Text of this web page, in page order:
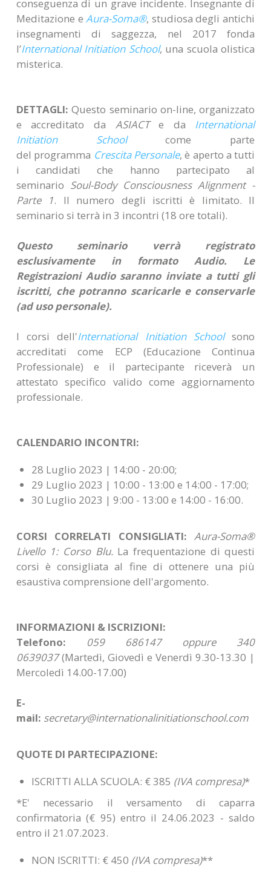
conseguenza di un grave incidente. Insegnante di
Meditazione e Aura-Soma®, studiosa degli antichi
insegnamenti di saggezza, nel 2017 fonda
l’International Initiation School, una scuola olistica
misterica.
DETTAGLI:Questo seminario on-line, organizzato
e accreditato da ASIACTe da International
Initiation Schoolcome parte
del programma Crescita Personale, è aperto a tutti
i candidati che hanno partecipato al
seminario Soul-Body Consciousness Alignment -
Parte 1. Il numero degli iscritti è limitato. Il
seminario si terrà in 3 incontri (18 ore totali).
Questo seminario verrà registrato
esclusivamente in formato Audio. Le
Registrazioni Audio saranno inviate a tutti gli
iscritti, che potranno scaricarle e conservarle
(ad uso personale).
I corsi dell'International Initiation Schoolsono
accreditati come ECP (Educazione Continua
Professionale) e il partecipante riceverà un
attestato specifico valido come aggiornamento
professionale.
CALENDARIO INCONTRI:
28 Luglio 2023 | 14:00 - 20:00;
29 Luglio 2023 | 10:00 - 13:00 e 14:00 - 17:00;
30 Luglio 2023 | 9:00 - 13:00 e 14:00 - 16:00.
CORSI CORRELATI CONSIGLIATI: Aura-Soma®
Livello 1: Corso Blu. La frequentazione di questi
corsi è consigliata al fine di ottenere una più
esaustiva comprensione dell'argomento.
INFORMAZIONI & ISCRIZIONI:
Telefono:
059 686147 oppure 340
0639037(Martedì, Giovedì e Venerdì 9.30-13.30 |
Mercoledì 14.00-17.00)
E-
mail: secretary@internationalinitiationschool.com
QUOTE DI PARTECIPAZIONE:
ISCRITTI ALLA SCUOLA: € 385 (IVA compresa)*
*E' necessario il versamento di caparra
confirmatoria (€ 95) entro il 24.06.2023 - saldo
entro il 21.07.2023.
NON ISCRITTI: € 450 (IVA compresa)**